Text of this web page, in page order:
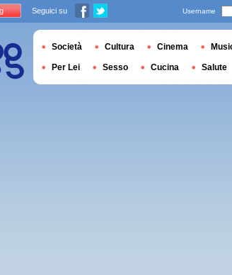
Seguici su Username
Società Cultura Cinema
Per Lei Sesso Cucina Salute